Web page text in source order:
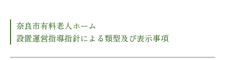
奈良市有料老人ホーム
設置運営指導指針による類型及び表示事項